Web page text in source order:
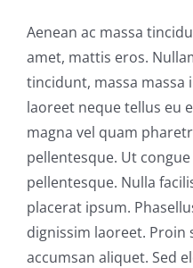
Aenean ac massa
amet, mattis eros.
tincidunt, massa
laoreet neque tellus eu
magna vel quam
pellentesque. Ut
pellentesque. Nulla
placerat ipsum.
dignissim laoreet.
accumsan aliquet. Sed